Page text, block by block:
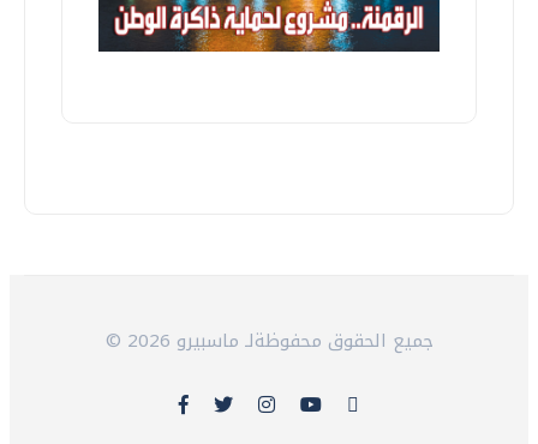
© 2026 جميع الحقوق محفوظةلـ ماسبيرو